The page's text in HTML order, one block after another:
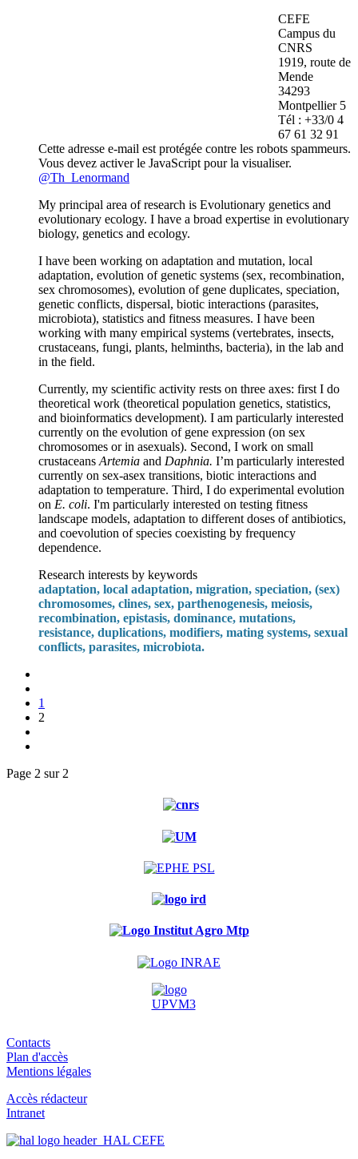
CEFE
Campus du
CNRS
1919, route de
Mende
34293
Montpellier 5
Tél : +33/0 4
67 61 32 91
Cette adresse e-mail est protégée contre les robots spammeurs.
Vous devez activer le JavaScript pour la visualiser.
@Th_Lenormand
My principal area of research is Evolutionary genetics and
evolutionary ecology. I have a broad expertise in evolutionary
biology, genetics and ecology.
I have been working on adaptation and mutation, local
adaptation, evolution of genetic systems (sex, recombination,
sex chromosomes), evolution of gene duplicates, speciation,
genetic conflicts, dispersal, biotic interactions (parasites,
microbiota), statistics and fitness measures. I have been
working with many empirical systems (vertebrates, insects,
crustaceans, fungi, plants, helminths, bacteria), in the lab and
in the field.
Currently, my scientific activity rests on three axes: first I do
theoretical work (theoretical population genetics, statistics,
and bioinformatics development). I am particularly interested
currently on the evolution of gene expression (on sex
chromosomes or in asexuals). Second, I work on small
crustaceans Artemia and Daphnia. I’m particularly interested
currently on sex-asex transitions, biotic interactions and
adaptation to temperature. Third, I do experimental evolution
on E. coli. I'm particularly interested on testing fitness
landscape models, adaptation to different doses of antibiotics,
and coevolution of species coexisting by frequency
dependence.
Research interests by keywords
adaptation, local adaptation, migration, speciation, (sex)
chromosomes, clines, sex, parthenogenesis, meiosis,
recombination, epistasis, dominance, mutations,
resistance, duplications, modifiers, mating systems, sexual
conflicts, parasites, microbiota.
1
2
Page 2 sur 2
Contacts
Plan d'accès
Mentions légales
Accès rédacteur
Intranet
HAL CEFE